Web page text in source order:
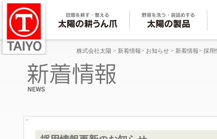
株式会社太陽 > 新着情報> お知らせ > 新着情報> 採用